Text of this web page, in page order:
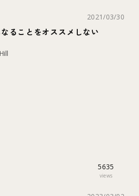
2021/03/30
ることをオススメしない
5635
views